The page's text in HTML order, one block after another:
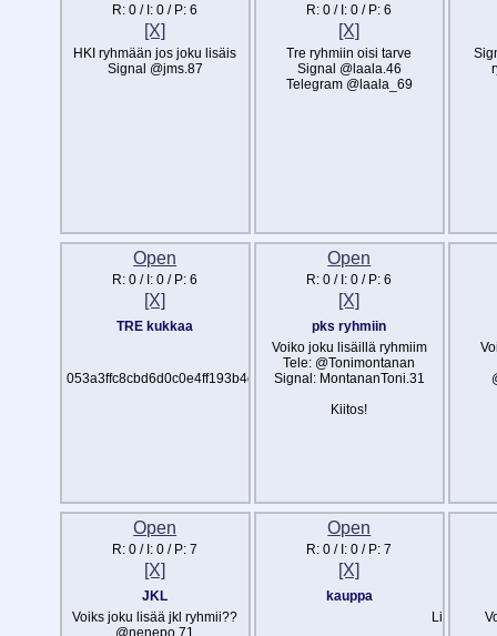
R:0 / I:0 / P:6
[X]
HKI ryhmään jos joku lisäis
Signal @jms.87
R:0 / I:0 / P:6
[X]
Tre ryhmiin oisi tarve
Signal @laala.46
Telegram @laala_69
Open
R:0 / I:0 / P:6
[X]
TRE kukkaa
@akuutti.67
Open
R:0 / I:0 / P:6
[X]
pks ryhmiin
Voiko joku lisäillä ryhmiim
Tele: @Tonimontanan
Signal: MontananToni.31
Kiitos!
Open
R:0 / I:0 / P:7
[X]
JKL
Voiks joku lisää jkl ryhmii??
@nenepo.71
Open
R:0 / I:0 / P:7
[X]
kauppa
Lisätkääs